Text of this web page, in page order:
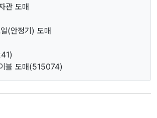
관 도매
(안정기) 도매
블 도매(515074)